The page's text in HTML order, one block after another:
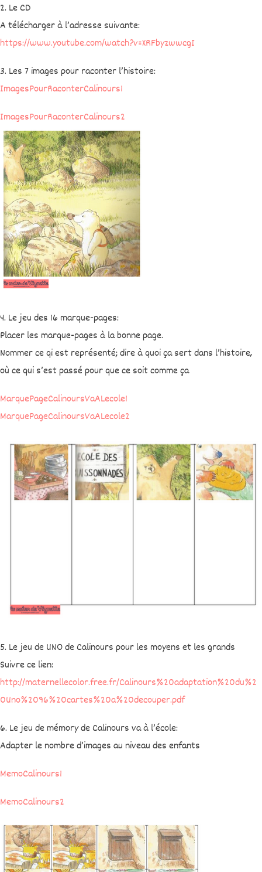
2. Le CD
A télécharger à l’adresse suivante:
https://www.youtube.com/watch?v=XRFbyzwwcgI
3. Les 7 images pour raconter l’histoire:
ImagesPourRaconterCalinours1
ImagesPourRaconterCalinours2
4. Le jeu des 16 marque-pages:
Placer les marque-pages à la bonne page.
Nommer ce qi est représenté; dire à quoi ça sert dans l’histoire,
où ce qui s’est passé pour que ce soit comme ça
MarquePageCalinoursVaALecole1
MarquePageCalinoursVaALecole2
5. Le jeu de UNO de Calinours pour les moyens et les grands
Suivre ce lien:
http://maternellecolor.free.fr/Calinours%20adaptation%20du%2
0Uno%2096%20cartes%20a%20decouper.pdf
6. Le jeu de mémory de Calinours va à l’école:
Adapter le nombre d’images au niveau des enfants
MemoCalinours1
MemoCalinours2